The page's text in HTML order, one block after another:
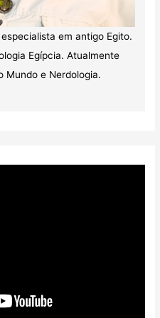
em antigo Egito.
Egípcia. Atualmente
Mundo e Nerdologia.